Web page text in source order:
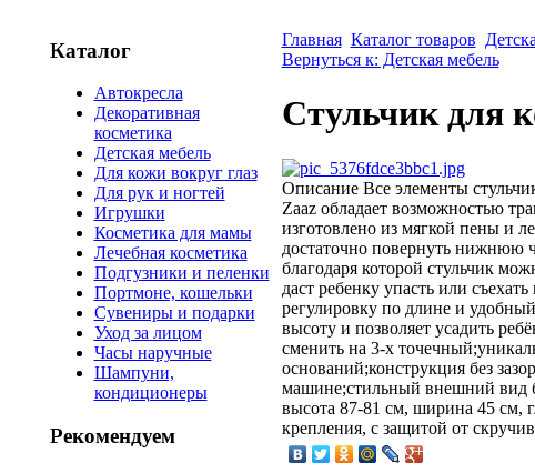
Каталог
Автокресла
Декоративная
косметика
Детская мебель
Для кожи вокруг глаз
Для рук и ногтей
Игрушки
Косметика для мамы
Лечебная косметика
Подгузники и пеленки
Портмоне, кошельки
Сувениры и подарки
Уход за лицом
Часы наручные
Шампуни,
кондиционеры
Рекомендуем
Главная Каталог товаров
Вернуться к: Детская мебель
Стульчик для
ОписаниеВсе элементы
Zaaz обладает возможностью
изготовлено из мягкой пены и
достаточно повернуть нижнюю
благодаря которой стульчик
даст ребенку упасть или
регулировку по длине и
высоту и позволяет усадить
сменить на 3-х
оснований;конструкция без
машине;стильный внешний вид
высота 87-81 см, ширина 45 см,
крепления, с защитой от